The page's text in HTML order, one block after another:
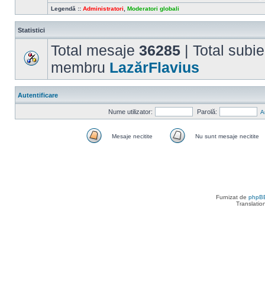
Legendă :: Administratori Moderatori globali
Statistici
Total mesaje 36285 | Total
membru LazărFlavius
Autentificare
Nume utilizator: Parolă:
Mesaje necitite
Nu sunt mesaje necitite
Furnizat de